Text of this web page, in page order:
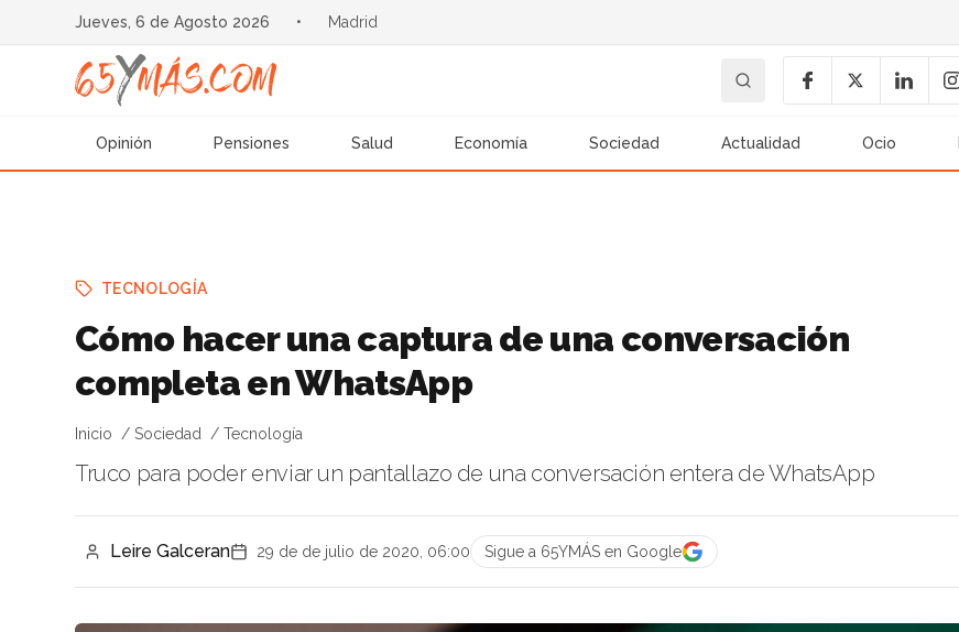
Jueves, 6 de Agosto 2026 • Madrid
Opinión Pensiones Salud Economía Sociedad Actualidad Ocio
TECNOLOGÍA
Cómo hacer una captura de una conversación
completa en WhatsApp
Inicio Sociedad Tecnología
Truco para poder enviar un pantallazo de una conversación entera de WhatsApp
Leire Galceran 29 de de julio de 2020, 06:00 Sigue a 65YMÁS en Google